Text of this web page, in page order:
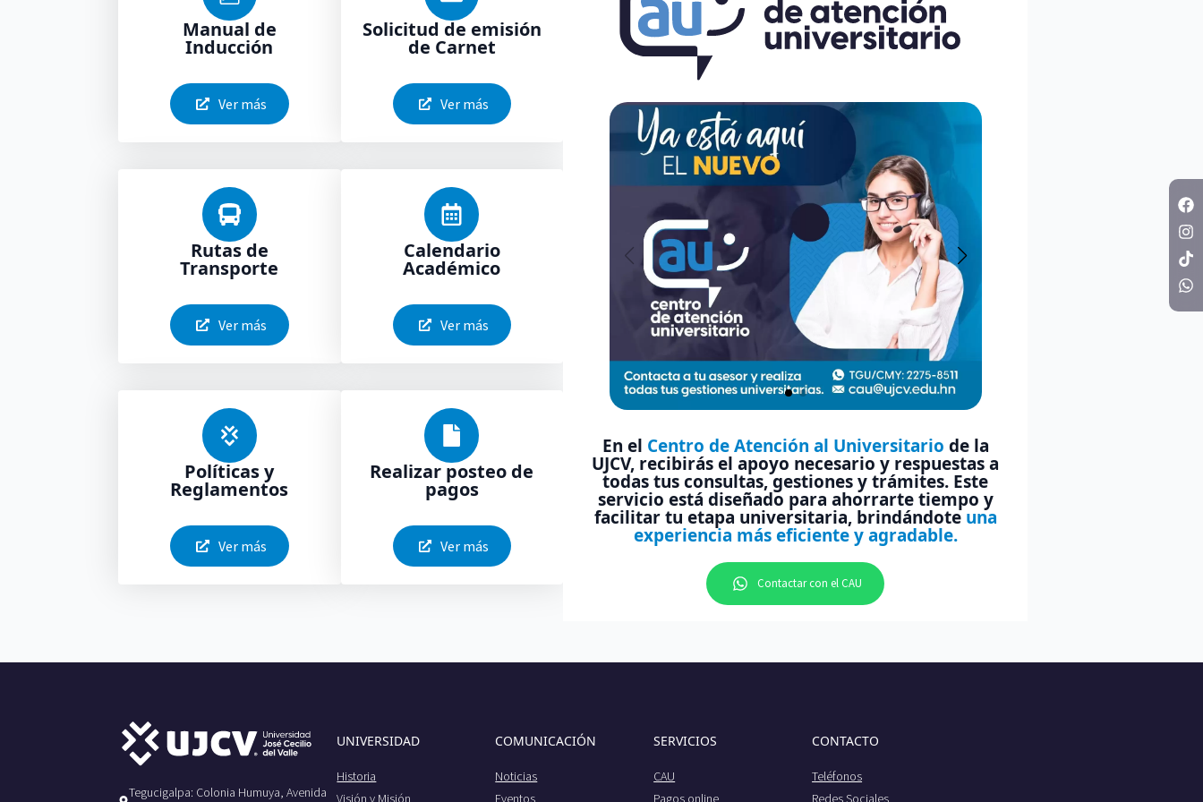
Manual de
Inducción
Ver más
Rutas de
Transporte
Ver más
Políticas y
Reglamentos
Ver más
Solicitud de emisión
de Carnet
Ver más
Calendario
Académico
Ver más
Realizar posteo de
pagos
Ver más
En el Centro de Atención al Universitario de la
UJCV, recibirás el apoyo necesario y respuestas a
todas tus consultas, gestiones y trámites. Este
servicio está diseñado para ahorrarte tiempo y
facilitar tu etapa universitaria, brindándoteuna
experiencia más eficiente y agradable.
Contactar con el CAU
Tegucigalpa: Colonia Humuya, Avenida
UNIVERSIDAD
Historia
Visión y Misión
COMUNICACIÓN
Noticias
Eventos
SERVICIOS
CAU
Pagos online
CONTACTO
Teléfonos
Redes Sociales